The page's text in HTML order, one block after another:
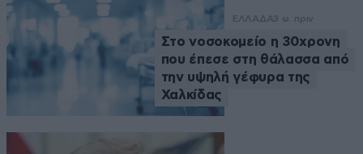
ΕΛΛΑΔΑ3 ω. πριν
Στο νοσοκομείο η 30χρονη
που έπεσε στη θάλασσα από
την υψηλή γέφυρα της
Χαλκίδας